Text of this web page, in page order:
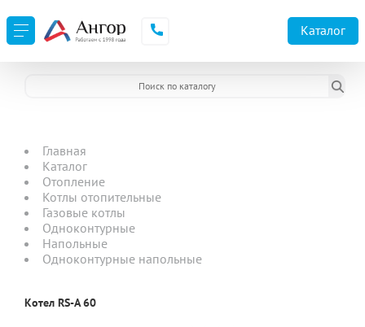
Каталог
Главная
Каталог
Отопление
Котлы отопительные
Газовые котлы
Одноконтурные
Напольные
Одноконтурные напольные
Котел RS-A 60